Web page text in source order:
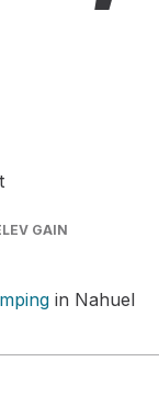
GAIN
in Nahuel